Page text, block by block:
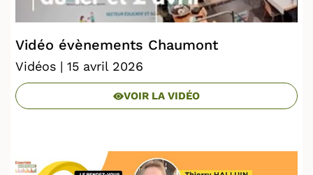
Vidéo évènements Chaumont
Vidéos | 15 avril 2026
VOIR LA VIDÉO